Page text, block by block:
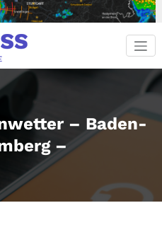
– Baden-
–